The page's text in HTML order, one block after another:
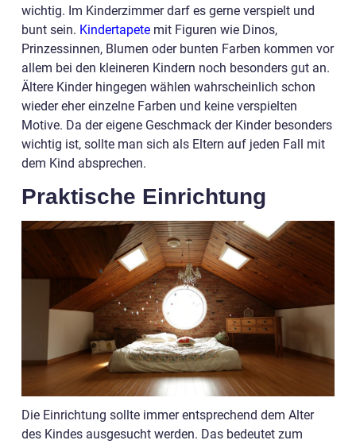
wichtig. Im Kinderzimmer darf es gerne verspielt und
bunt sein. Kindertapete mit Figuren wie Dinos,
Prinzessinnen, Blumen oder bunten Farben kommen vor
allem bei den kleineren Kindern noch besonders gut an.
Ältere Kinder hingegen wählen wahrscheinlich schon
wieder eher einzelne Farben und keine verspielten
Motive. Da der eigene Geschmack der Kinder besonders
wichtig ist, sollte man sich als Eltern auf jeden Fall mit
dem Kind absprechen.
Praktische Einrichtung
Die Einrichtung sollte immer entsprechend dem Alter
des Kindes ausgesucht werden. Das bedeutet zum